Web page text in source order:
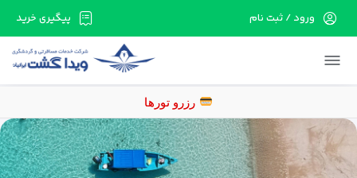
در حال حاضر ارتباط با سرور قطع می باشد لطفا
رز
پیگیری خرید ورود / ثبت نام